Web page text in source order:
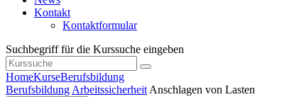
Kontakt
Kontaktformular
Suchbegriff für die Kurssuche eingeben
HomeKurseBerufsbildung
Berufsbildung Arbeitssicherheit Anschlagen von Lasten